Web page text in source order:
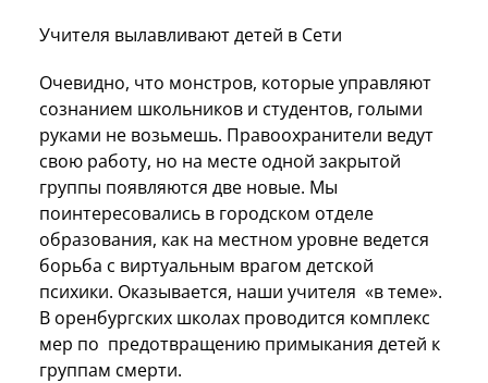
Учителя вылавливают детей в Сети
Очевидно, что монстров, которые управляют
сознанием школьников и студентов, голыми
руками не возьмешь. Правоохранители ведут
свою работу, но на месте одной закрытой
группы появляются две новые. Мы
поинтересовались в городском отделе
образования, как на местном уровне ведется
борьба с виртуальным врагом детской
психики. Оказывается, наши учителя «в теме».
В оренбургских школах проводится комплекс
мер по предотвращению примыкания детей к
группам смерти.